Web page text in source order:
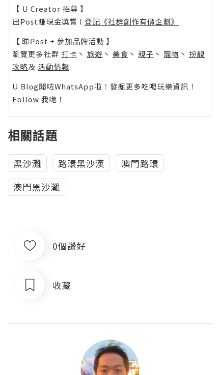
【 U Creator 招募 】
出Post賺現金獎賞 l 登記《社群創作有價企劃》
【 睇Post + 參加品牌活動 】
瀏覽更多社群 打卡 丶 旅遊 丶 美食 丶 親子 丶 寵物 丶 扮靚
攻略及 活動情報
U Blog開咗WhatsApp啦！發掘更多吃喝玩樂資訊！
Follow 我哋 ！
相關話題
黑沙灘 路環黑沙漢
澳門路環
澳門黑沙灘
0個讚好
收藏